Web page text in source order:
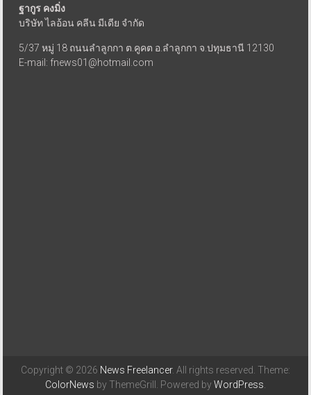
ฐากูร คงมิ่ง
บริษัท ไลอ้อน คลีน มีเดีย จำกัด
5/37 หมู่ 18 ถนนลำลูกกา ต.คูคต อ.ลำลูกกา จ.ปทุมธานี 12130
E-mail: fnews01@hotmail.com
Copyright © 2026 News Freelancer. All rights reserved. Theme:
ColorNews by ThemeGrill. Powered byWordPress